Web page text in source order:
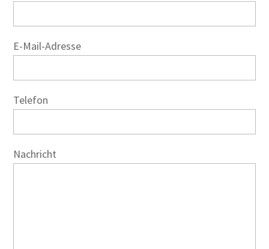
E-Mail-Adresse
Telefon
Nachricht